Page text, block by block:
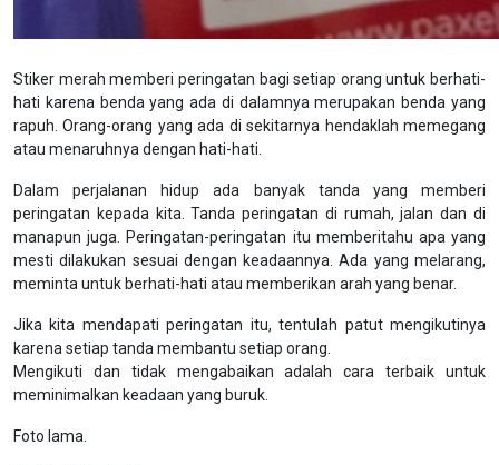
Stiker merah memberi peringatan bagi setiap orang untuk berhati-
hati karena benda yang ada di dalamnya merupakan benda yang
rapuh. Orang-orang yang ada di sekitarnya hendaklah memegang
atau menaruhnya dengan hati-hati.
Dalam perjalanan hidup ada banyak tanda yang memberi
peringatan kepada kita. Tanda peringatan di rumah, jalan dan di
manapun juga. Peringatan-peringatan itu memberitahu apa yang
mesti dilakukan sesuai dengan keadaannya. Ada yang melarang,
meminta untuk berhati-hati atau memberikan arah yang benar.
Jika kita mendapati peringatan itu, tentulah patut mengikutinya
karena setiap tanda membantu setiap orang.
Mengikuti dan tidak mengabaikan adalah cara terbaik untuk
meminimalkan keadaan yang buruk.
Foto lama.